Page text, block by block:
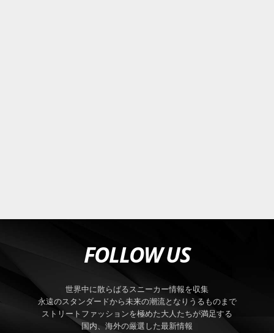
FOLLOW US
世界中に散らばるスニーカー情報を収集
永遠のスタンダードから未来の潮流となりうるものまで
ストリートファッションを極めた大人たちが満足する
国内、海外の厳選した最新情報